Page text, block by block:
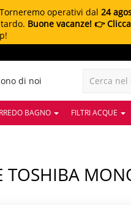
operativi dal 24
Buone vacanze! 👉
di noi
BAGNO FILTRI ACQUE